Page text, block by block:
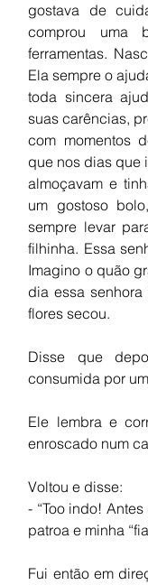
gostava de
comprou uma
ferramentas.
Ela sempre o
toda sincera
suas carências,
com momentos
que nos dias que
almoçavam e
um gostoso
sempre levar
filhinha. Essa
Imagino o quão
dia essa
flores secou.
Disse que
consumida por
Ele lembra e
enroscado num
Voltou e disse:
- “Too indo!
patroa e minha
Fui então em